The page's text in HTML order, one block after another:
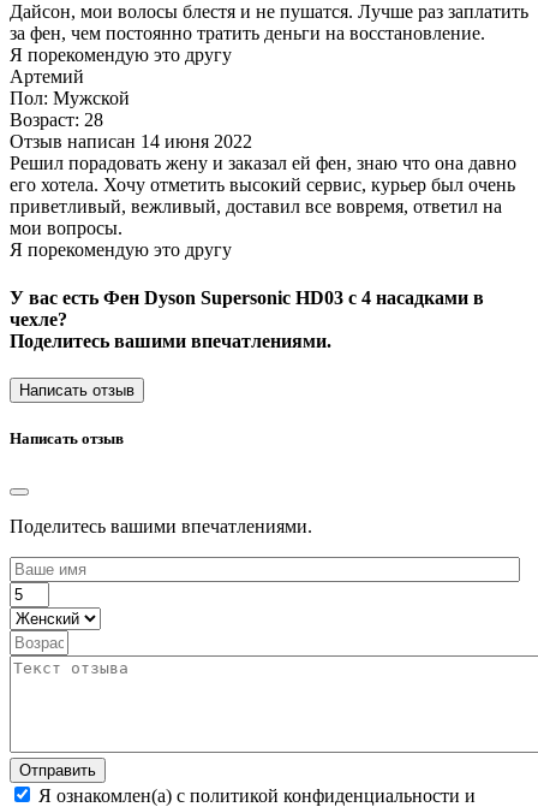
Дайсон, мои волосы блестя и не пушатся. Лучше раз заплатить
за фен, чем постоянно тратить деньги на восстановление.
Я порекомендую это другу
Артемий
Пол: Мужской
Возраст: 28
Отзыв написан 14 июня 2022
Решил порадовать жену и заказал ей фен, знаю что она давно
его хотела. Хочу отметить высокий сервис, курьер был очень
приветливый, вежливый, доставил все вовремя, ответил на
мои вопросы.
Я порекомендую это другу
У вас есть Фен Dyson Supersonic HD03 с 4 насадками в
чехле?
Поделитесь вашими впечатлениями.
Написать отзыв
Написать отзыв
Поделитесь вашими впечатлениями.
Отправить
Я ознакомлен(а) с политикой конфиденциальности и